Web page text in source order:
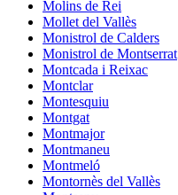
Molins de Rei
Mollet del Vallès
Monistrol de Calders
Monistrol de Montserrat
Montcada i Reixac
Montclar
Montesquiu
Montgat
Montmajor
Montmaneu
Montmeló
Montornès del Vallès